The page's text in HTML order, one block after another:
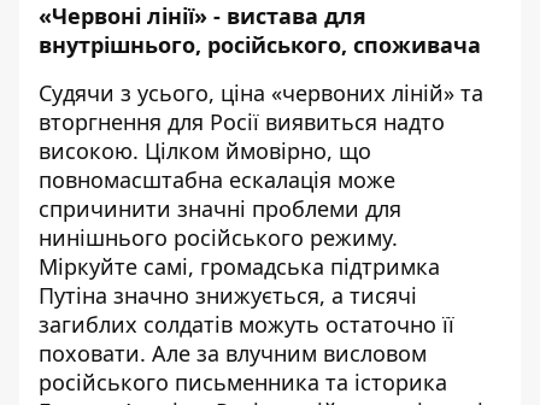
«Червоні лінії» - вистава для
внутрішнього, російського, споживача
Судячи з усього, ціна «червоних ліній» та
вторгнення для Росії виявиться надто
високою. Цілком ймовірно, що
повномасштабна ескалація може
спричинити значні проблеми для
нинішнього російського режиму.
Міркуйте самі, громадська підтримка
Путіна значно знижується, а тисячі
загиблих солдатів можуть остаточно її
поховати. Але за влучним висловом
російського письменника та історика